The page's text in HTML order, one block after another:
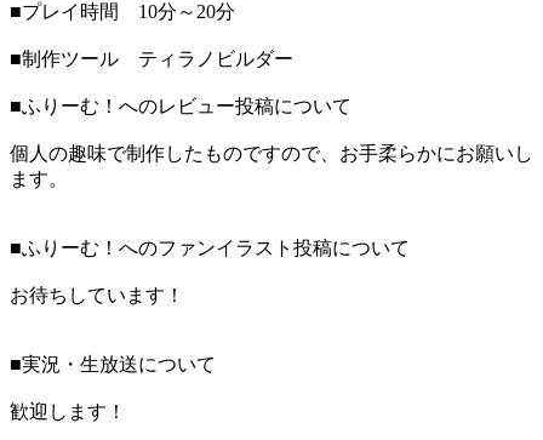
■プレイ時間 10分～20分
■制作ツール ティラノビルダー
■ふりーむ！へのレビュー投稿について
個人の趣味で制作したものですので、お手柔らかにお願いし
ます。
■ふりーむ！へのファンイラスト投稿について
お待ちしています！
■実況・生放送について
歓迎します！